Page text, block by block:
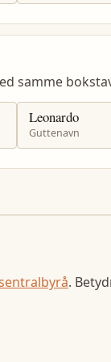
samme
Leonardo
Guttenavn
.